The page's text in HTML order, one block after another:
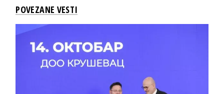
POVEZANE VESTI